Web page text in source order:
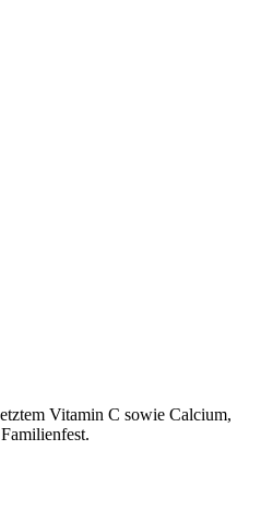
Vitamin C sowie Calcium,